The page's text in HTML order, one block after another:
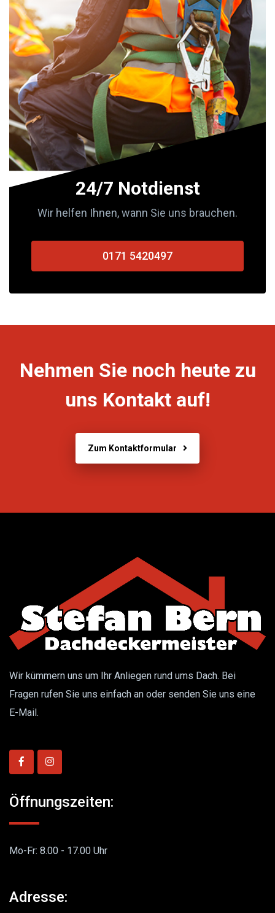
24/7 Notdienst
Wir helfen Ihnen, wann Sie uns brauchen.
0171 5420497
Nehmen Sie noch heute zu
uns Kontakt auf!
Zum Kontaktformular
Wir kümmern uns um Ihr Anliegen rund ums Dach. Bei
Fragen rufen Sie uns einfach an oder senden Sie uns eine
E-Mail.
Öffnungszeiten:
Mo-Fr: 8.00 - 17.00 Uhr
Adresse: